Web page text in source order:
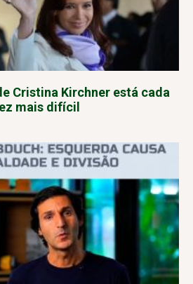
Cristina Kirchner está cada
mais difícil